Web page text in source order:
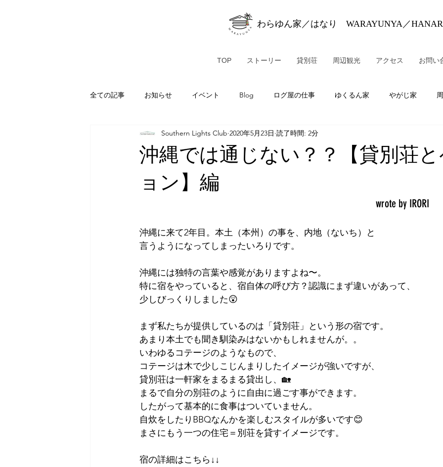
わらゆん家／はなり WARAYUNYA／
TOP ストーリー 貸別荘 周辺観光 アクセス お問い
全ての記事 お知らせ イベント Blog ログ屋の仕事 ゆくるん家 やがじ家
レビュー・口コミ わらゆん家
沖縄では通じない？？【貸別荘
ョン】編
Southern Lights Club 2020年5月23日 読了時間: 2分
wrote
沖縄に来て2年目。本土（本州）の事を、内地（ないち）と
言うようになってしまったいろりです。
沖縄には独特の言葉や感覚がありますよね〜。
特に宿をやっていると、宿自体の呼び方？認識にまず違いがあって、
少しびっくりしました😲
まず私たちが提供しているのは「貸別荘」という形の宿です。
あまり本土でも聞き馴染みはないかもしれませんが。。
いわゆるコテージのようなもので、
コテージは木で少しこじんまりしたイメージが強いですが、
貸別荘は一軒家をまるまる貸出し、🏡
まるで自分の別荘のように自由に過ごす事ができます。
したがって基本的に食事はついていません。
自炊をしたりBBQなんかを楽しむスタイルが多いです😊
まさにもう一つの住宅＝別荘を貸すイメージです。
宿の詳細はこちら↓↓